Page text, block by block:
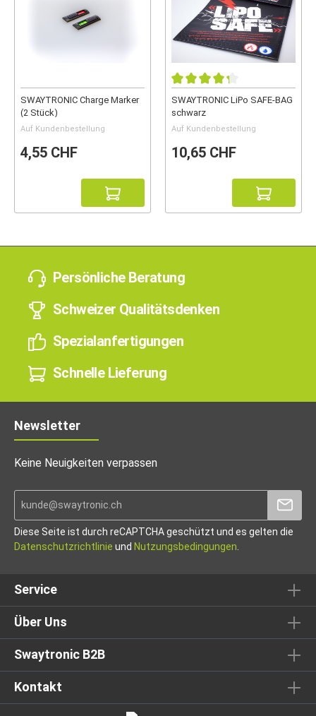
SWAYTRONIC Charge Marker
(2 Stück)
Auf Kundenbestellung
4,55 CHF
SWAYTRONIC LiPo SAFE-BAG
schwarz
Auf Kundenbestellung
10,65 CHF
Persönliche Beratung
Schweizer Qualitätsdenken
Spezialanfertigungen
Schnelle Lieferung
Newsletter
Keine Neuigkeiten verpassen
Diese Seite ist durch reCAPTCHA geschützt und es gelten die
Datenschutzrichtlinie und Nutzungsbedingungen
Service
Über Uns
Swaytronic B2B
Kontakt